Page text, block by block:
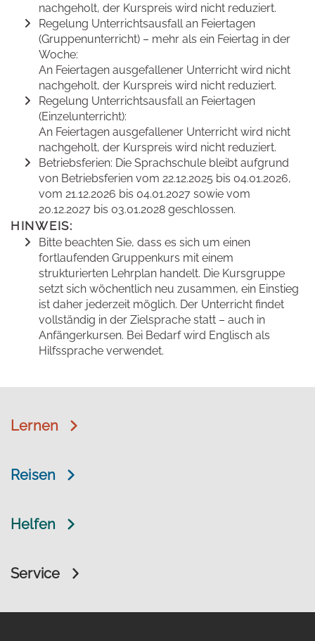
nachgeholt, der Kurspreis wird nicht reduziert.
Regelung Unterrichtsausfall an Feiertagen
(Gruppenunterricht) – mehr als ein Feiertag in der
Woche:
An Feiertagen ausgefallener Unterricht wird nicht
nachgeholt, der Kurspreis wird nicht reduziert.
Regelung Unterrichtsausfall an Feiertagen
(Einzelunterricht):
An Feiertagen ausgefallener Unterricht wird nicht
nachgeholt, der Kurspreis wird nicht reduziert.
Betriebsferien: Die Sprachschule bleibt aufgrund
von Betriebsferien vom 22.12.2025 bis 04.01.2026,
vom 21.12.2026 bis 04.01.2027 sowie vom
20.12.2027 bis 03.01.2028 geschlossen.
HINWEIS:
Bitte beachten Sie, dass es sich um einen
fortlaufenden Gruppenkurs mit einem
strukturierten Lehrplan handelt. Die Kursgruppe
setzt sich wöchentlich neu zusammen, ein Einstieg
ist daher jederzeit möglich. Der Unterricht findet
vollständig in der Zielsprache statt – auch in
Anfängerkursen. Bei Bedarf wird Englisch als
Hilfssprache verwendet.
Lernen
Reisen
Helfen
Service